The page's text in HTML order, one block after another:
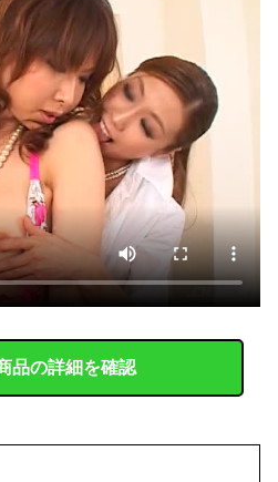
結より実ってしまう
食いする一般人みさき(27)
【2019年】 重機の作業員が「なんだこれ」と通報した密閉容器、6年半後に戻ってきた名前
を投げる投手が少ない理由
【ＧＪ】 クラスに迷惑な池沼がいた。リーダー格のＡ「なんで支援学級に入れないんですか？」先生「背の高い低いと同じで、これも個性なの！差別は...
ｗｗｗｗｗ
彼の誕生日をみんなで祝ってみた。うっひょ～！ → この喜びようです…
品の詳細を確認